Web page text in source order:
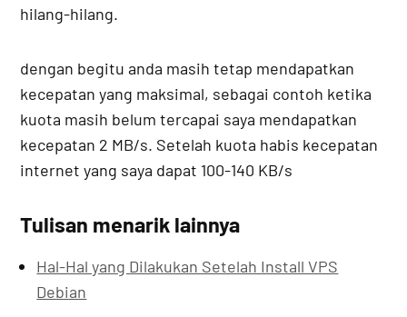
hilang-hilang.
dengan begitu anda masih tetap mendapatkan
kecepatan yang maksimal, sebagai contoh ketika
kuota masih belum tercapai saya mendapatkan
kecepatan 2 MB/s. Setelah kuota habis kecepatan
internet yang saya dapat 100-140 KB/s
Tulisan menarik lainnya
Hal-Hal yang Dilakukan Setelah Install VPS
Debian